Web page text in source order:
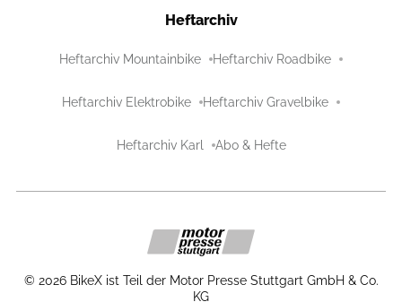
Heftarchiv
Heftarchiv Mountainbike Heftarchiv Roadbike
Heftarchiv Elektrobike Heftarchiv Gravelbike
Heftarchiv Karl Abo & Hefte
© 2026 BikeX ist Teil der Motor Presse Stuttgart GmbH & Co.
KG